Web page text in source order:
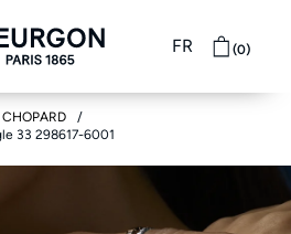
FR (0)
33 298617-6001